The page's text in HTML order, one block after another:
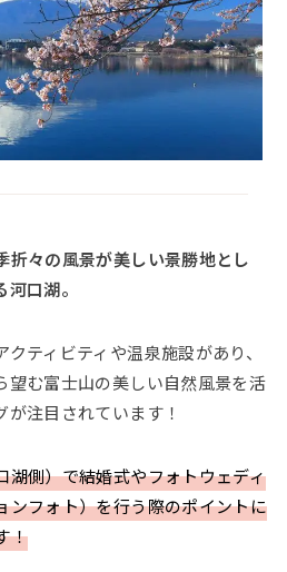
折々の風景が美しい景勝地とし
口湖。
ティビティや温泉施設があり、
望む富士山の美しい自然風景を活
注目されています！
湖側）で結婚式やフォトウェディ
ンフォト）を行う際のポイントに
！